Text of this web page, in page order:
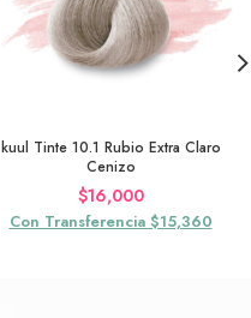
kuul Tinte 10.1 Rubio Extra Claro
Cenizo
$16,000
Con Transferencia $15,360